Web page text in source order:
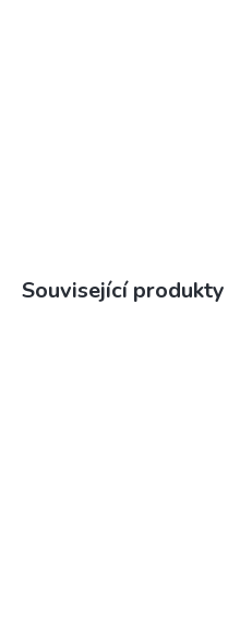
Související produkty